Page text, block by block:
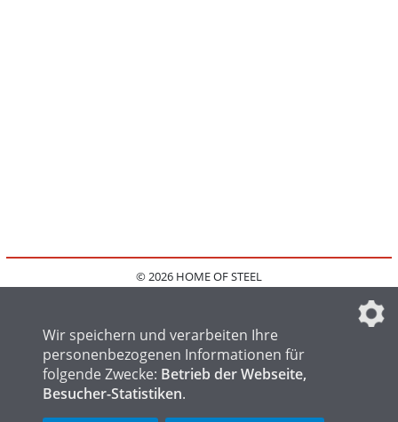
© 2026 HOME OF STEEL
IMPRESSUM
FAQ
DATENSCHUTZEINSTELLUNGEN
Wir speichern und verarbeiten Ihre
personenbezogenen Informationen für
folgende Zwecke: Betrieb der Webseite,
Besucher-Statistiken.